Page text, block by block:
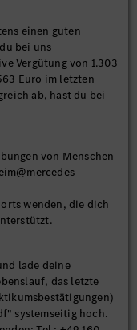
einen guten
bei uns
Vergütung von 1.303
Euro im letzten
ab, hast du bei
von Menschen
wenden, die dich
lade deine
das letzte
systemseitig hoch.